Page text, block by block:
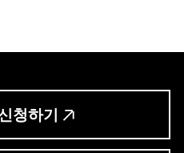
청하기